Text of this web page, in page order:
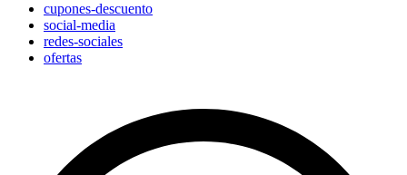
cupones-descuento
social-media
redes-sociales
ofertas